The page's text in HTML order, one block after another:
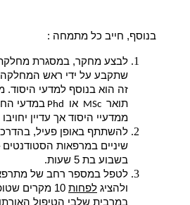
בנוסף, חייב כל מתמחה :
לבצע מחקר, במסגרת
שתקבע על ידי ראש
זה הוא בנוסף למדעי היסוד.
תואר
או
במדעי
ממדעיי היסוד אך עדיין
להשתתף באופן פעיל,
שיניים במרפאות
בשבוע בת 5 שעות.
לטפל במספר רחב של
ולהציג לפחות
10 מקרים
במרבית שלבי הטיפול